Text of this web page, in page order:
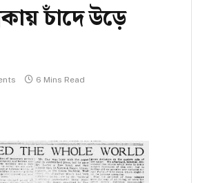
চাঁদে উড়ে
6 Mins Read